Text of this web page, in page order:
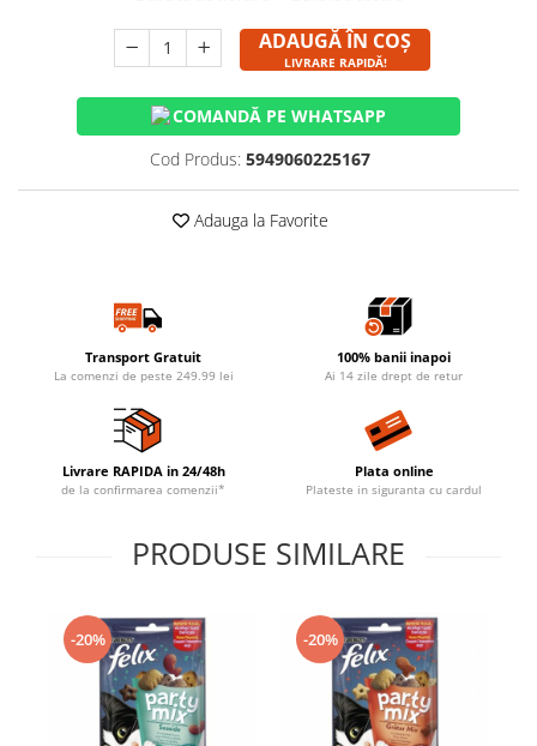
ADAUGĂ ÎN COȘ
LIVRARE RAPIDĂ!
COMANDĂ PE WHATSAPP
Cod Produs: 5949060225167
Adauga la Favorite
Transport Gratuit
La comenzi de peste 249.99 lei
100% banii inapoi
Ai 14 zile drept de retur
Livrare RAPIDA in 24/48h
de la confirmarea comenzii*
Plata online
Plateste in siguranta cu cardul
PRODUSE SIMILARE
-20% -20%